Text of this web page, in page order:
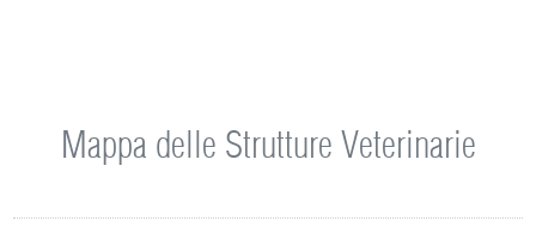
Mappa delle Strutture Veterinarie